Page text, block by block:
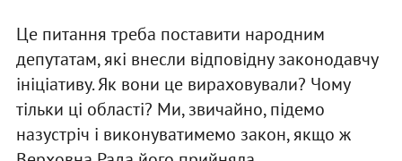
Це питання треба поставити народним
депутатам, які внесли відповідну законодавчу
ініціативу. Як вони це вираховували? Чому
тільки ці області? Ми, звичайно, підемо
назустріч і виконуватимемо закон, якщо ж